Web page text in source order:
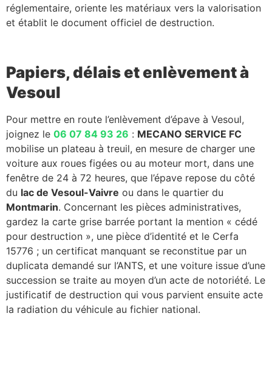
réglementaire, oriente les matériaux vers la valorisation
et établit le document officiel de destruction.
Papiers, délais et enlèvement à
Vesoul
Pour mettre en route l’enlèvement d’épave à Vesoul,
joignez le 06 07 84 93 26 : MECANO SERVICE FC
mobilise un plateau à treuil, en mesure de charger une
voiture aux roues figées ou au moteur mort, dans une
fenêtre de 24 à 72 heures, que l’épave repose du côté
du lac de Vesoul-Vaivre ou dans le quartier du
Montmarin. Concernant les pièces administratives,
gardez la carte grise barrée portant la mention « cédé
pour destruction », une pièce d’identité et le Cerfa
15776 ; un certificat manquant se reconstitue par un
duplicata demandé sur l’ANTS, et une voiture issue d’une
succession se traite au moyen d’un acte de notoriété. Le
justificatif de destruction qui vous parvient ensuite acte
la radiation du véhicule au fichier national.